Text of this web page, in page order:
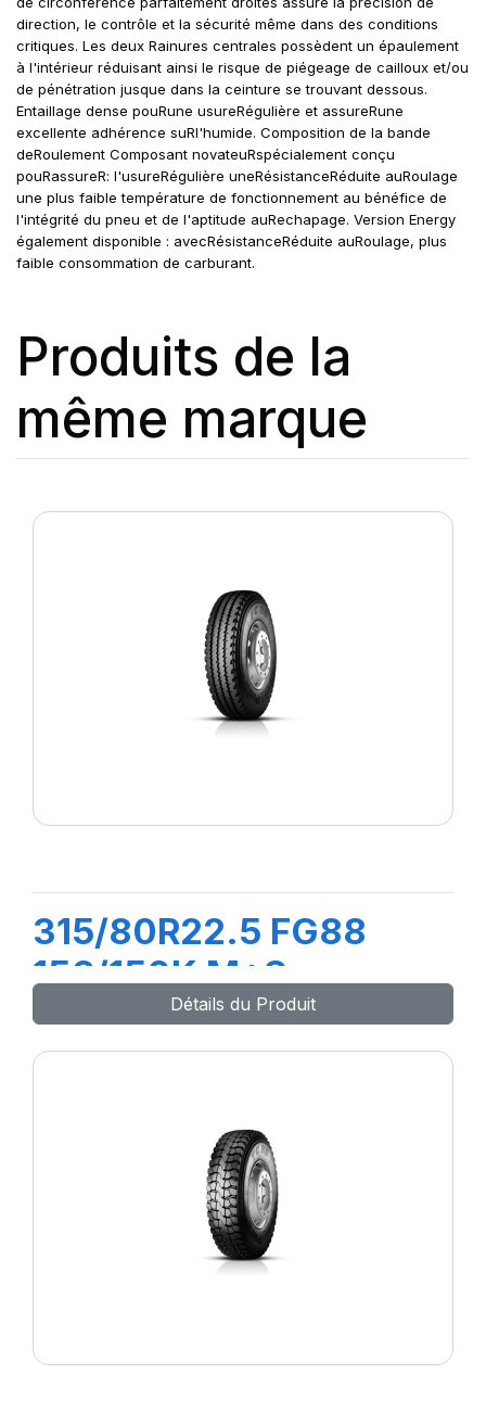
direction, le contrôle et la sécurité même dans des conditions
critiques. Les deux Rainures centrales possèdent un épaulement
à l'intérieur réduisant ainsi le risque de piégeage de cailloux et/ou
de pénétration jusque dans la ceinture se trouvant dessous.
Entaillage dense pouRune usureRégulière et assureRune
excellente adhérence suRl'humide. Composition de la bande
deRoulement Composant novateuRspécialement conçu
pouRassureR: l'usureRégulière uneRésistanceRéduite auRoulage
une plus faible température de fonctionnement au bénéfice de
l'intégrité du pneu et de l'aptitude auRechapage. Version Energy
également disponible : avecRésistanceRéduite auRoulage, plus
faible consommation de carburant.
Produits de la
même marque
315/80R22.5 FG88
156/150K M+S
Détails du Produit